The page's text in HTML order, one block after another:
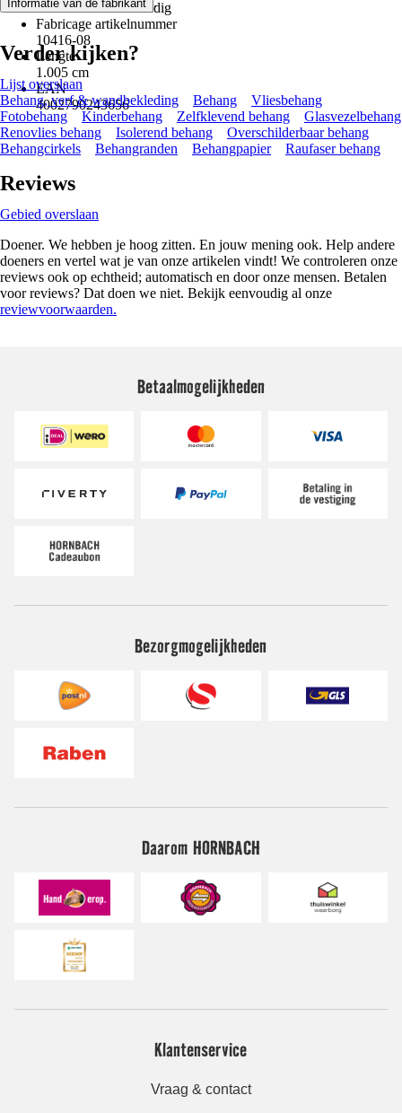
Uitermate wasbestendig
Fabricage artikelnummer
10416-08
Lengte
1.005 cm
EAN
4002790243656
Informatie van de fabrikant
Verder kijken?
Lijst overslaan
Behang, verf & wandbekleding
Behang
Vliesbehang
Fotobehang
Kinderbehang Zelfklevend behang
Glasvezelbehang
Renovlies behang
Isolerend behang
Overschilderbaar behang
Behangcirkels
Behangranden Behangpapier Raufaser behang
Reviews
Gebied overslaan
Doener. We hebben je hoog zitten. En jouw mening ook. Help andere
doeners en vertel wat je van onze artikelen vindt! We controleren onze
reviews ook op echtheid; automatisch en door onze mensen. Betalen
voor reviews? Dat doen we niet. Bekijk eenvoudig al onze
reviewvoorwaarden.
Betaalmogelijkheden
Bezorgmogelijkheden
Daarom HORNBACH
Klantenservice
Vraag & contact